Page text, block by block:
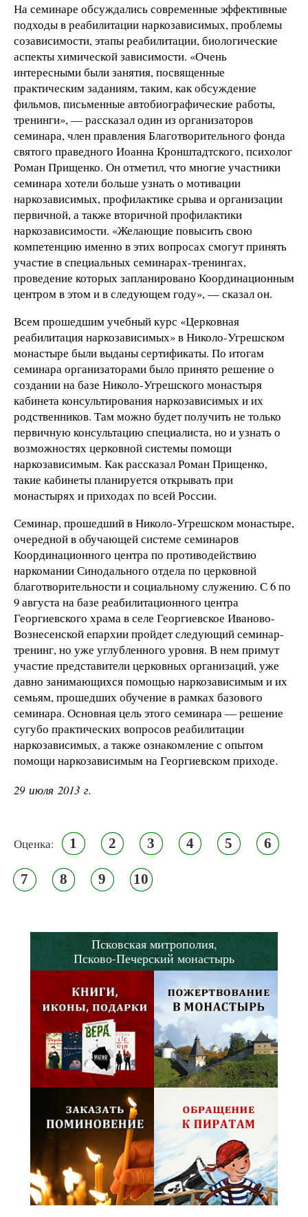
На семинаре обсуждались современные эффективные
подходы в реабилитации наркозависимых, проблемы
созависимости, этапы реабилитации, биологические
аспекты химической зависимости. «Очень
интересными были занятия, посвященные
практическим заданиям, таким, как обсуждение
фильмов, письменные автобиографические работы,
тренинги», — рассказал один из организаторов
семинара, член правления Благотворительного фонда
святого праведного Иоанна Кронштадтского, психолог
Роман Прищенко. Он отметил, что многие участники
семинара хотели больше узнать о мотивации
наркозависимых, профилактике срыва и организации
первичной, а также вторичной профилактики
наркозависимости. «Желающие повысить свою
компетенцию именно в этих вопросах смогут принять
участие в специальных семинарах-тренингах,
проведение которых запланировано Координационным
центром в этом и в следующем году», — сказал он.
Всем прошедшим учебный курс «Церковная
реабилитация наркозависимых» в Николо-Угрешском
монастыре были выданы сертификаты. По итогам
семинара организаторами было принято решение о
создании на базе Николо-Угрешского монастыря
кабинета консультирования наркозависимых и их
родственников. Там можно будет получить не только
первичную консультацию специалиста, но и узнать о
возможностях церковной системы помощи
наркозависимым. Как рассказал Роман Прищенко,
такие кабинеты планируется открывать при
монастырях и приходах по всей России.
Семинар, прошедший в Николо-Угрешском монастыре,
очередной в обучающей системе семинаров
Координационного центра по противодействию
наркомании Синодального отдела по церковной
благотворительности и социальному служению. С 6 по
9 августа на базе реабилитационного центра
Георгиевского храма в селе Георгиевское Иваново-
Вознесенской епархии пройдет следующий семинар-
тренинг, но уже углубленного уровня. В нем примут
участие представители церковных организаций, уже
давно занимающихся помощью наркозависимым и их
семьям, прошедших обучение в рамках базового
семинара. Основная цель этого семинара — решение
сугубо практических вопросов реабилитации
наркозависимых, а также ознакомление с опытом
помощи наркозависимым на Георгиевском приходе.
29 июля 2013 г.
Оценка: 1 2 3 4 5 6
7 8 9 10
Псковская митрополия,
Псково-Печерский монастырь